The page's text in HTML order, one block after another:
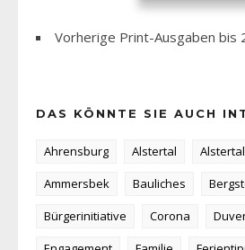
Vorherige Print-Ausgaben bis
DAS KÖNNTE SIE AUCH
Ahrensburg Alstertal
Ammersbek
Bauliches
Bürgerinitiative
Corona